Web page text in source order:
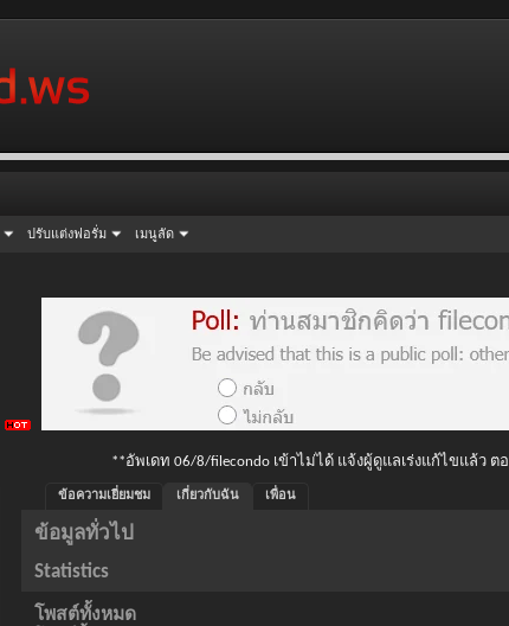
ปรับแต่งฟอรั่ม เมนูลัด
**อัพเดท 06/8/filecondo เข้าไม่ได้ แจ้งผู้ดูแลเร่งแก้ไขแล้ว
ข้อความเยี่ยมชม เกี่ยวกับฉัน เพื่อน
ข้อมูลทั่วไป
Statistics
โพสต์ทั้งหมด